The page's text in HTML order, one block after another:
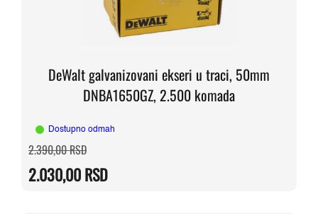
DeWalt galvanizovani ekseri u traci, 50mm
DNBA1650GZ, 2.500 komada
Dostupno odmah
2.390,00RSDOriginalna
cena
bila:
2.390,00 RSD.
2.030,00RSD
Trenutna
cena
2.030,00 RSD.